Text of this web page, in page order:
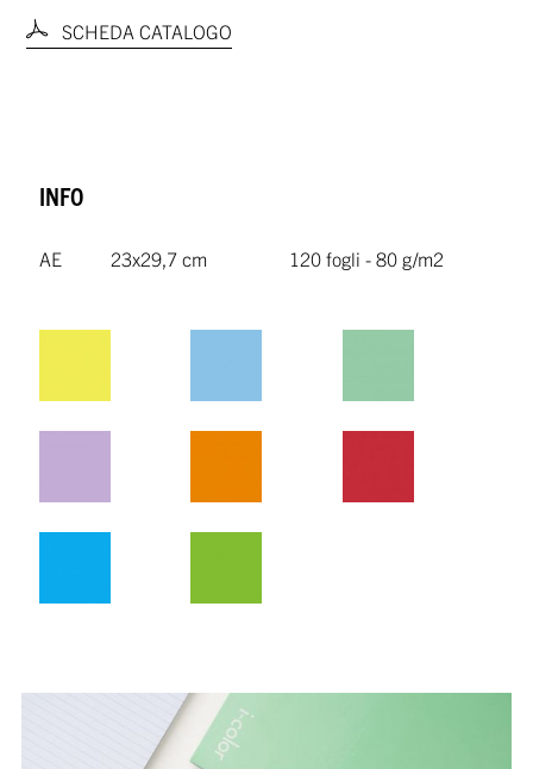
SCHEDA CATALOGO
INFO
AE 23x29,7 cm 120 fogli - 80 g/m2